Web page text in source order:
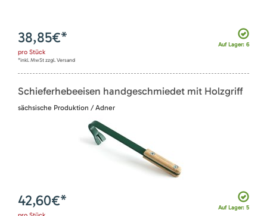
Auf Lager: 6
38,85€*
pro Stück
*inkl. MwSt zzgl. Versand
Schieferhebeeisen handgeschmiedet mit Holzgriff
sächsische Produktion / Adner
Auf Lager: 5
42,60€*